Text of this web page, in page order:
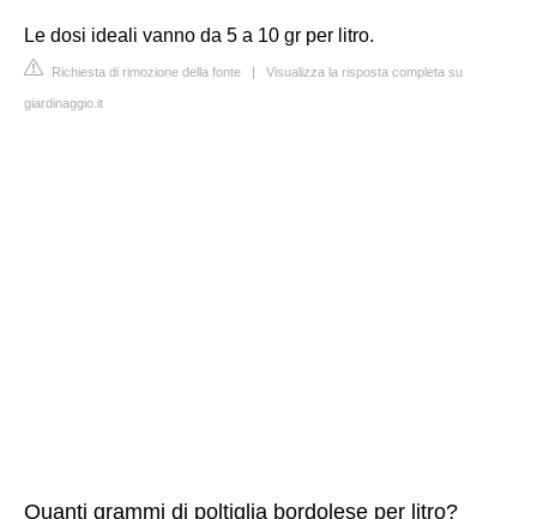
Le dosi ideali vanno da 5 a 10 gr per litro.
Richiesta di rimozione della fonte | Visualizza la risposta completa su
giardinaggio.it
Quanti grammi di poltiglia bordolese per litro?